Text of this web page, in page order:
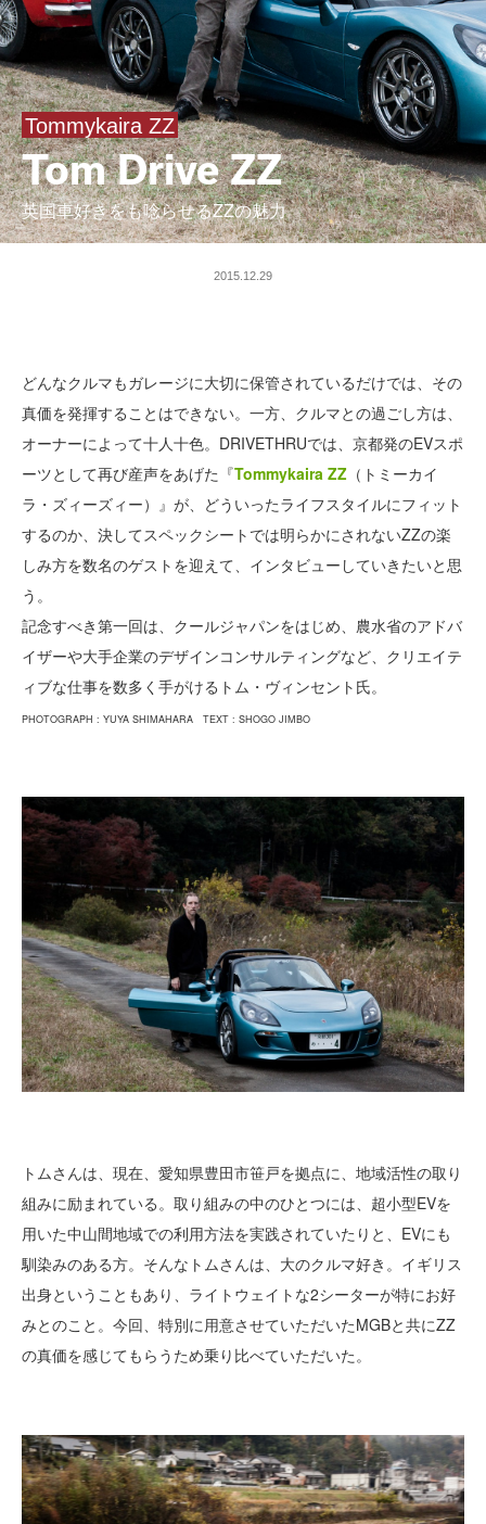
Tommykaira ZZ
Tom Drive ZZ
英国車好きをも唸らせるZZの魅力
2015.12.29
どんなクルマもガレージに大切に保管されているだけでは、その
真価を発揮することはできない。一方、クルマとの過ごし方は、
オーナーによって十人十色。DRIVETHRUでは、京都発のEVスポ
ーツとして再び産声をあげた『Tommykaira ZZ （トミーカイ
ラ・ズィーズィー）』が、どういったライフスタイルにフィット
するのか、決してスペックシートでは明らかにされないZZの楽
しみ方を数名のゲストを迎えて、インタビューしていきたいと思
う。
記念すべき第一回は、クールジャパンをはじめ、農水省のアドバ
イザーや大手企業のデザインコンサルティングなど、クリエイテ
ィブな仕事を数多く手がけるトム・ヴィンセント氏。
PHOTOGRAPH : YUYA SHIMAHARA TEXT : SHOGO JIMBO
トムさんは、現在、愛知県豊田市笹戸を拠点に、地域活性の取り
組みに励まれている。取り組みの中のひとつには、超小型EVを
用いた中山間地域での利用方法を実践されていたりと、EVにも
馴染みのある方。そんなトムさんは、大のクルマ好き。イギリス
出身ということもあり、ライトウェイトな2シーターが特にお好
みとのこと。今回、特別に用意させていただいたMGBと共にZZ
の真価を感じてもらうため乗り比べていただいた。